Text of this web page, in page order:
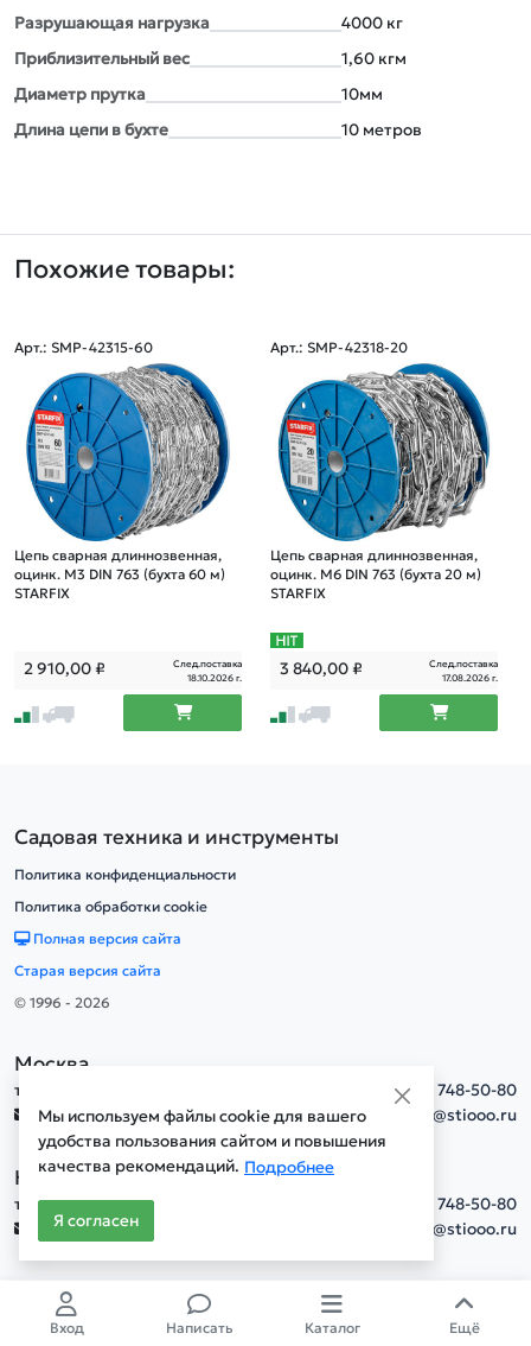
Разрушающая нагрузка
4000 кг
Приблизительный вес
1,60 кгм
Диаметр прутка
10мм
Длина цепи в бухте
10 метров
Похожие товары:
Арт.: SMP-42315-60
Цепь сварная длиннозвенная,
оцинк. М3 DIN 763 (бухта 60 м)
STARFIX
2 910,00₽
След.поставка
18.10.2026 г.
Арт.: SMP-42318-20
Цепь сварная длиннозвенная,
оцинк. М6 DIN 763 (бухта 20 м)
STARFIX
3 840,00₽
След.поставка
17.08.2026 г.
Мы используем файлы cookie для вашего
удобства пользования сайтом и повышения
качества рекомендаций. Подробнее
Я согласен
Садовая техника и инструменты
Политика конфиденциальности
Политика обработки cookie
Полная версия сайта
Старая версия сайта
© 1996 - 2026
Москва
тел.
+7(495) 748-50-80
info@stiooo.ru
Новосибирск
тел.
+7(495) 748-50-80
info@stiooo.ru
Вход Написать Каталог Ещё